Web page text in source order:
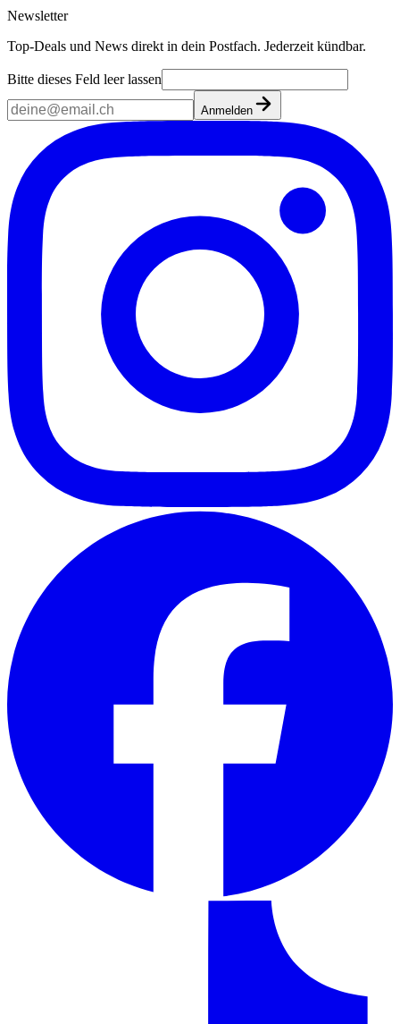
Newsletter
Top-Deals und News direkt in dein Postfach. Jederzeit kündbar.
Bitte dieses Feld leer lassen
Anmelden